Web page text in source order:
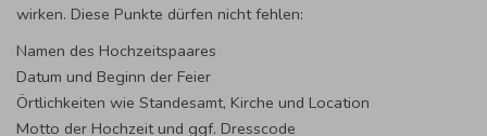
wirken. Diese Punkte dürfen nicht fehlen:
Namen des Hochzeitspaares
Datum und Beginn der Feier
Örtlichkeiten wie Standesamt, Kirche und Location
Motto der Hochzeit und ggf. Dresscode